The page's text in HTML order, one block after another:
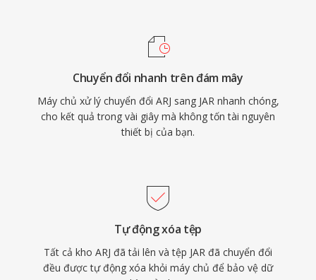
Chuyển đổi nhanh trên đám mây
Máy chủ xử lý chuyển đổi ARJ sang JAR nhanh chóng,
cho kết quả trong vài giây mà không tốn tài nguyên
thiết bị của bạn.
Tự động xóa tệp
Tất cả kho ARJ đã tải lên và tệp JAR đã chuyển đổi
đều được tự động xóa khỏi máy chủ để bảo vệ dữ